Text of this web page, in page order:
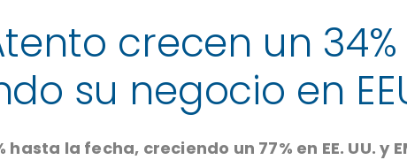
crecen un
su negocio en
la fecha, creciendo un 77% en EE. UU. y